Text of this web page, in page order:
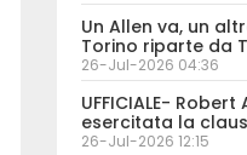
Un Allen va, un
Torino riparte da
26-Jul-2026 04:36
UFFICIALE-
esercitata la
26-Jul-2026 12:15